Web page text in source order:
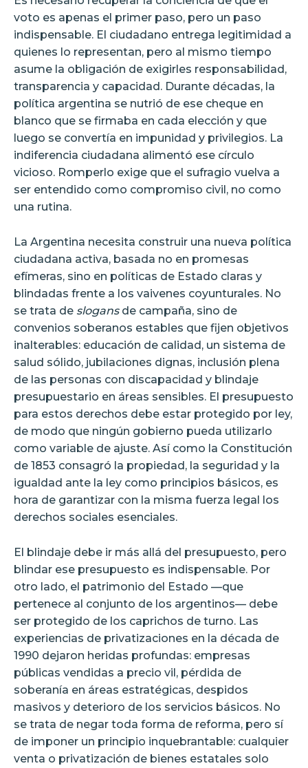
voto es apenas el primer paso, pero un paso
indispensable. El ciudadano entrega legitimidad a
quienes lo representan, pero al mismo tiempo
asume la obligación de exigirles responsabilidad,
transparencia y capacidad. Durante décadas, la
política argentina se nutrió de ese cheque en
blanco que se firmaba en cada elección y que
luego se convertía en impunidad y privilegios. La
indiferencia ciudadana alimentó ese círculo
vicioso. Romperlo exige que el sufragio vuelva a
ser entendido como compromiso civil, no como
una rutina.
La Argentina necesita construir una nueva política
ciudadana activa, basada no en promesas
efímeras, sino en políticas de Estado claras y
blindadas frente a los vaivenes coyunturales. No
se trata de slogansde campaña, sino de
convenios soberanos estables que fijen objetivos
inalterables: educación de calidad, un sistema de
salud sólido, jubilaciones dignas, inclusión plena
de las personas con discapacidad y blindaje
presupuestario en áreas sensibles. El presupuesto
para estos derechos debe estar protegido por ley,
de modo que ningún gobierno pueda utilizarlo
como variable de ajuste. Así como la Constitución
de 1853 consagró la propiedad, la seguridad y la
igualdad ante la ley como principios básicos, es
hora de garantizar con la misma fuerza legal los
derechos sociales esenciales.
El blindaje debe ir más allá del presupuesto, pero
blindar ese presupuesto es indispensable. Por
otro lado, el patrimonio del Estado —que
pertenece al conjunto de los argentinos— debe
ser protegido de los caprichos de turno. Las
experiencias de privatizaciones en la década de
1990 dejaron heridas profundas: empresas
públicas vendidas a precio vil, pérdida de
soberanía en áreas estratégicas, despidos
masivos y deterioro de los servicios básicos. No
se trata de negar toda forma de reforma, pero sí
de imponer un principio inquebrantable: cualquier
venta o privatización de bienes estatales solo